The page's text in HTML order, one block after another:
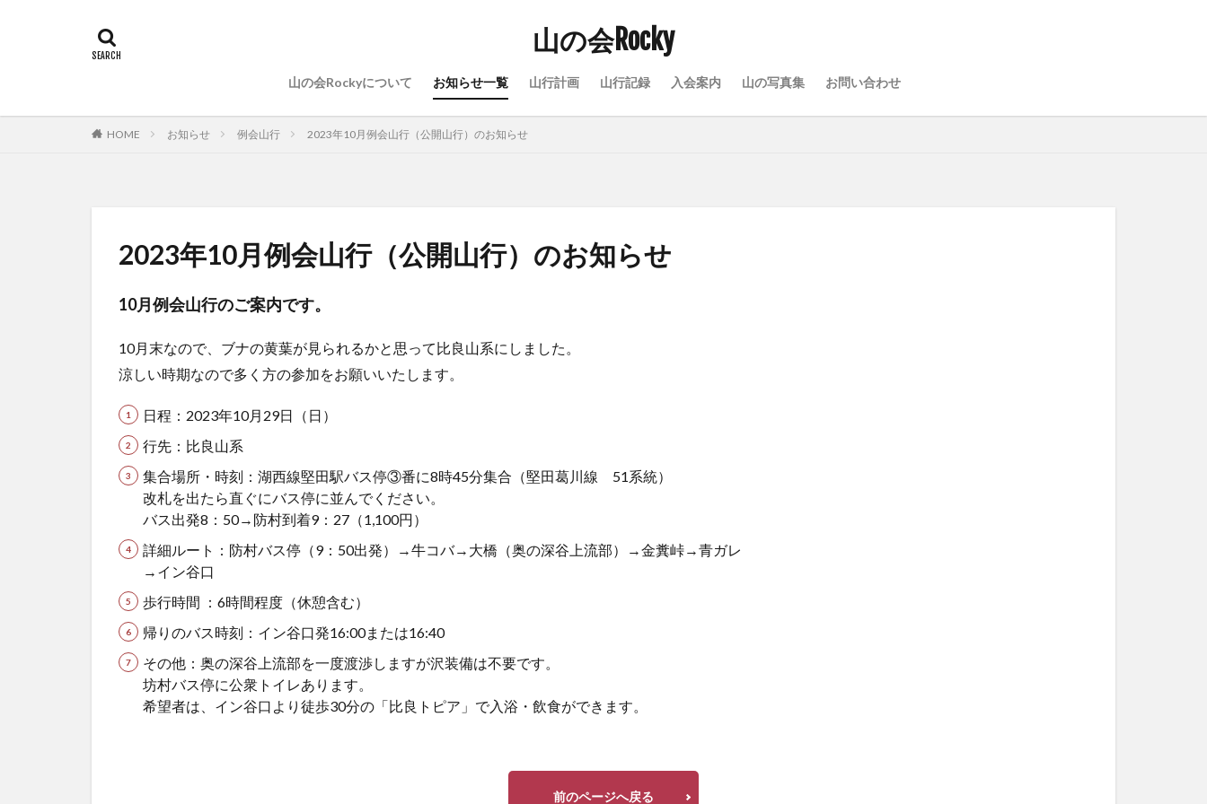
山の会Rocky
山の会Rockyについて お知らせ一覧 山行計画 山行記録 入会案内 山の写真集 お問い合わせ
HOME お知らせ 例会山行 2023年10月例会山行（公開山行）のお知らせ
2023年10月例会山行（公開山行）のお知らせ
10月例会山行のご案内です。
10月末なので、ブナの黄葉が見られるかと思って比良山系にしました。
涼しい時期なので多く方の参加をお願いいたします。
日程：2023年10月29日（日）
行先：比良山系
集合場所・時刻：湖西線堅田駅バス停③番に8時45分集合（堅田葛川線 51系統）
改札を出たら直ぐにバス停に並んでください。
バス出発8：50→防村到着9：27（1,100円）
詳細ルート：防村バス停（9：50出発）→牛コバ→大橋（奥の深谷上流部）→金糞峠→青ガレ
→イン谷口
歩行時間 ：6時間程度（休憩含む）
帰りのバス時刻：イン谷口発16:00または16:40
その他：奥の深谷上流部を一度渡渉しますが沢装備は不要です。
坊村バス停に公衆トイレあります。
希望者は、イン谷口より徒歩30分の「比良トピア」で入浴・飲食ができます。
前のページへ戻る